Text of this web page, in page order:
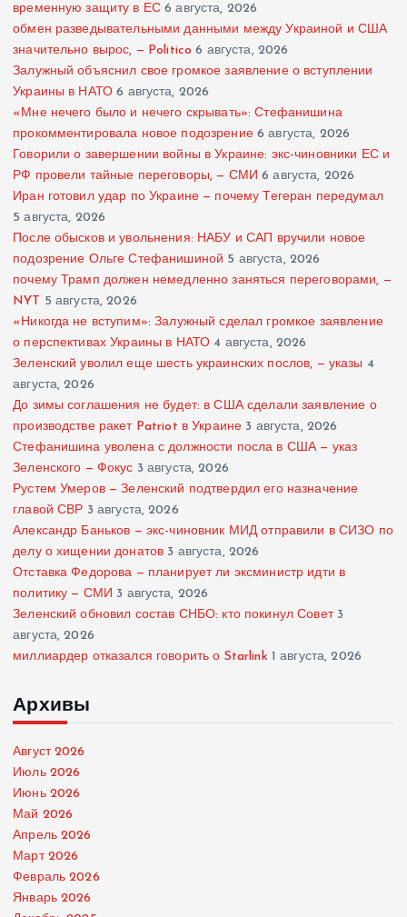
временную защиту в ЕС 6 августа, 2026
обмен разведывательными данными между Украиной и США
значительно вырос, — Politico 6 августа, 2026
Залужный объяснил свое громкое заявление о вступлении
Украины в НАТО 6 августа, 2026
«Мне нечего было и нечего скрывать»: Стефанишина
прокомментировала новое подозрение 6 августа, 2026
Говорили о завершении войны в Украине: экс-чиновники ЕС и
РФ провели тайные переговоры, — СМИ 6 августа, 2026
Иран готовил удар по Украине — почему Тегеран передумал
5 августа, 2026
После обысков и увольнения: НАБУ и САП вручили новое
подозрение Ольге Стефанишиной 5 августа, 2026
почему Трамп должен немедленно заняться переговорами, —
NYT 5 августа, 2026
«Никогда не вступим»: Залужный сделал громкое заявление
о перспективах Украины в НАТО 4 августа, 2026
Зеленский уволил еще шесть украинских послов, — указы 4
августа, 2026
До зимы соглашения не будет: в США сделали заявление о
производстве ракет Patriot в Украине 3 августа, 2026
Стефанишина уволена с должности посла в США — указ
Зеленского — Фокус 3 августа, 2026
Рустем Умеров — Зеленский подтвердил его назначение
главой СВР 3 августа, 2026
Александр Баньков — экс-чиновник МИД отправили в СИЗО по
делу о хищении донатов 3 августа, 2026
Отставка Федорова — планирует ли эксминистр идти в
политику — СМИ 3 августа, 2026
Зеленский обновил состав СНБО: кто покинул Совет 3
августа, 2026
миллиардер отказался говорить о Starlink 1 августа, 2026
Архивы
Август 2026
Июль 2026
Июнь 2026
Май 2026
Апрель 2026
Март 2026
Февраль 2026
Январь 2026